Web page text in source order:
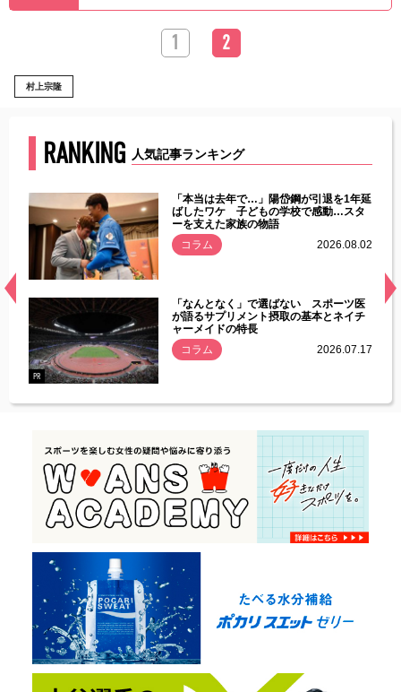
1 2
村上宗隆
RANKING 人気記事ランキング
常
「本当は去年で…」陽岱鋼が引退を1年延
ばしたワケ 子どもの学校で感動…スタ
ーを支えた家族の物語
コラム
2026.08.02
PR
「なんとなく」で選ばない スポーツ医
が語るサプリメント摂取の基本とネイチ
ャーメイドの特長
コラム
2026.07.17